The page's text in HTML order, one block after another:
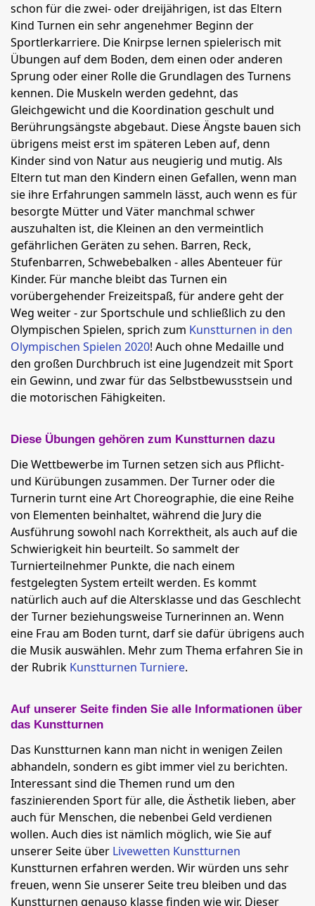
schon für die zwei- oder dreijährigen, ist das Eltern
Kind Turnen ein sehr angenehmer Beginn der
Sportlerkarriere. Die Knirpse lernen spielerisch mit
Übungen auf dem Boden, dem einen oder anderen
Sprung oder einer Rolle die Grundlagen des Turnens
kennen. Die Muskeln werden gedehnt, das
Gleichgewicht und die Koordination geschult und
Berührungsängste abgebaut. Diese Ängste bauen sich
übrigens meist erst im späteren Leben auf, denn
Kinder sind von Natur aus neugierig und mutig. Als
Eltern tut man den Kindern einen Gefallen, wenn man
sie ihre Erfahrungen sammeln lässt, auch wenn es für
besorgte Mütter und Väter manchmal schwer
auszuhalten ist, die Kleinen an den vermeintlich
gefährlichen Geräten zu sehen. Barren, Reck,
Stufenbarren, Schwebebalken - alles Abenteuer für
Kinder. Für manche bleibt das Turnen ein
vorübergehender Freizeitspaß, für andere geht der
Weg weiter - zur Sportschule und schließlich zu den
Olympischen Spielen, sprich zum Kunstturnen in den
Olympischen Spielen 2020! Auch ohne Medaille und
den großen Durchbruch ist eine Jugendzeit mit Sport
ein Gewinn, und zwar für das Selbstbewusstsein und
die motorischen Fähigkeiten.
Diese Übungen gehören zum Kunstturnen dazu
Die Wettbewerbe im Turnen setzen sich aus Pflicht-
und Kürübungen zusammen. Der Turner oder die
Turnerin turnt eine Art Choreographie, die eine Reihe
von Elementen beinhaltet, während die Jury die
Ausführung sowohl nach Korrektheit, als auch auf die
Schwierigkeit hin beurteilt. So sammelt der
Turnierteilnehmer Punkte, die nach einem
festgelegten System erteilt werden. Es kommt
natürlich auch auf die Altersklasse und das Geschlecht
der Turner beziehungsweise Turnerinnen an. Wenn
eine Frau am Boden turnt, darf sie dafür übrigens auch
die Musik auswählen. Mehr zum Thema erfahren Sie in
der Rubrik Kunstturnen Turniere.
Auf unserer Seite finden Sie alle Informationen über
das Kunstturnen
Das Kunstturnen kann man nicht in wenigen Zeilen
abhandeln, sondern es gibt immer viel zu berichten.
Interessant sind die Themen rund um den
faszinierenden Sport für alle, die Ästhetik lieben, aber
auch für Menschen, die nebenbei Geld verdienen
wollen. Auch dies ist nämlich möglich, wie Sie auf
unserer Seite über Livewetten Kunstturnen
Kunstturnen erfahren werden. Wir würden uns sehr
freuen, wenn Sie unserer Seite treu bleiben und das
Kunstturnen genauso klasse finden wie wir. Dieser